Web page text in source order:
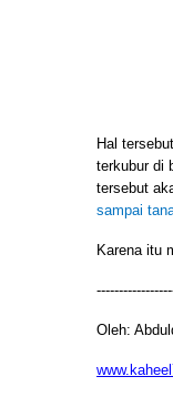
Hal
terkubur di
tersebut
sampai
Karena itu
Oleh: